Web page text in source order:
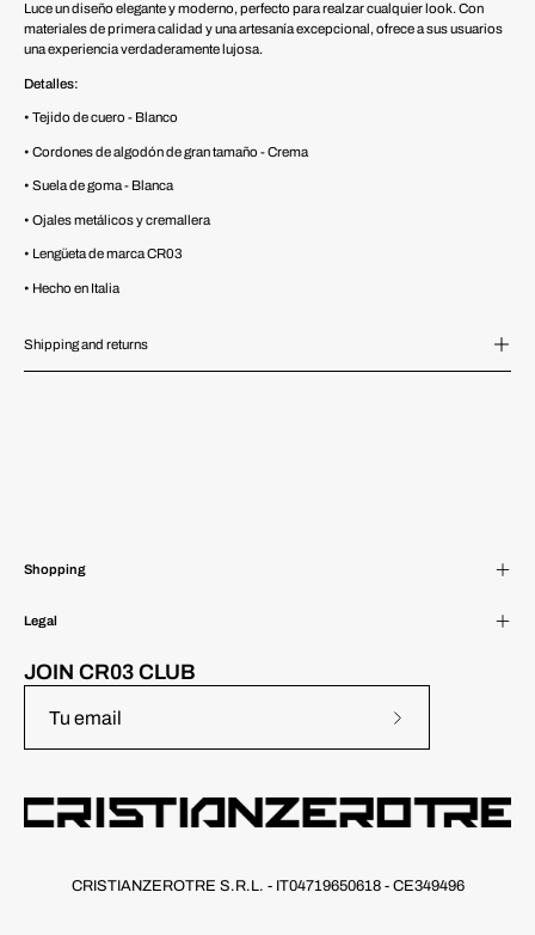
Luce un diseño elegante y moderno, perfecto para realzar cualquier look. Con
materiales de primera calidad y una artesanía excepcional, ofrece a sus usuarios
una experiencia verdaderamente lujosa.
Detalles:
• Tejido de cuero - Blanco
• Cordones de algodón de gran tamaño - Crema
• Suela de goma - Blanca
• Ojales metálicos y cremallera
• Lengüeta de marca CR03
• Hecho en Italia
Shipping and returns
Shopping
Legal
JOIN CR03 CLUB
nuestro
boletín
CRISTIANZEROTRE S.R.L. - IT04719650618 - CE349496